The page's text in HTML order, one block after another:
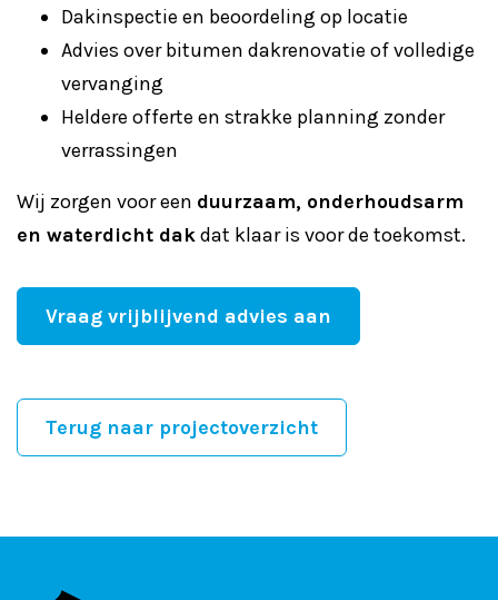
Dakinspectie en beoordeling op locatie
Advies over bitumen dakrenovatie of volledige
vervanging
Heldere offerte en strakke planning zonder
verrassingen
Wij zorgen voor een duurzaam, onderhoudsarm
en waterdicht dakdat klaar is voor de toekomst.
Vraag vrijblijvend advies aan
Terug naar projectoverzicht